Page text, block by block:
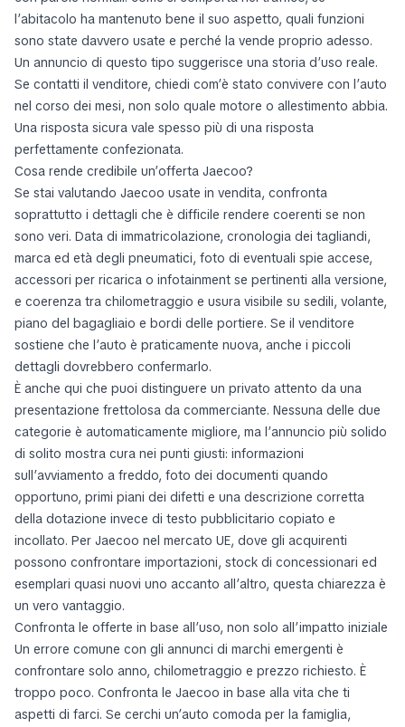
l’abitacolo ha mantenuto bene il suo aspetto, quali funzioni
sono state davvero usate e perché la vende proprio adesso.
Un annuncio di questo tipo suggerisce una storia d’uso reale.
Se contatti il venditore, chiedi com’è stato convivere con l’auto
nel corso dei mesi, non solo quale motore o allestimento abbia.
Una risposta sicura vale spesso più di una risposta
perfettamente confezionata.
Cosa rende credibile un’offerta Jaecoo?
Se stai valutando Jaecoo usate in vendita, confronta
soprattutto i dettagli che è difficile rendere coerenti se non
sono veri. Data di immatricolazione, cronologia dei tagliandi,
marca ed età degli pneumatici, foto di eventuali spie accese,
accessori per ricarica o infotainment se pertinenti alla versione,
e coerenza tra chilometraggio e usura visibile su sedili, volante,
piano del bagagliaio e bordi delle portiere. Se il venditore
sostiene che l’auto è praticamente nuova, anche i piccoli
dettagli dovrebbero confermarlo.
È anche qui che puoi distinguere un privato attento da una
presentazione frettolosa da commerciante. Nessuna delle due
categorie è automaticamente migliore, ma l’annuncio più solido
di solito mostra cura nei punti giusti: informazioni
sull’avviamento a freddo, foto dei documenti quando
opportuno, primi piani dei difetti e una descrizione corretta
della dotazione invece di testo pubblicitario copiato e
incollato. Per Jaecoo nel mercato UE, dove gli acquirenti
possono confrontare importazioni, stock di concessionari ed
esemplari quasi nuovi uno accanto all’altro, questa chiarezza è
un vero vantaggio.
Confronta le offerte in base all’uso, non solo all’impatto iniziale
Un errore comune con gli annunci di marchi emergenti è
confrontare solo anno, chilometraggio e prezzo richiesto. È
troppo poco. Confronta le Jaecoo in base alla vita che ti
aspetti di farci. Se cerchi un’auto comoda per la famiglia,